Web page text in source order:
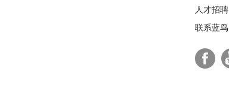
人才招聘
联系蓝鸟